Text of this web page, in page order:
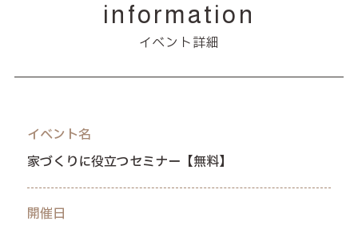
information
イベント詳細
イベント名
家づくりに役立つセミナー【無料】
開催日